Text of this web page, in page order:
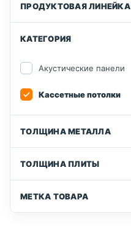
ПРОДУКТОВАЯ ЛИНЕЙКА
КАТЕГОРИЯ
Акустические панели
Кассетные потолки
ТОЛЩИНА МЕТАЛЛА
ТОЛЩИНА ПЛИТЫ
МЕТКА ТОВАРА